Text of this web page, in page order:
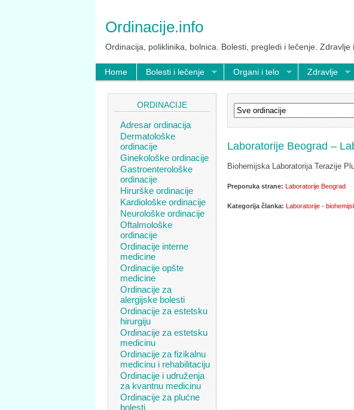
Ordinacije.info
Ordinacija, poliklinika, bolnica. Bolesti, pregledi i lečenje. Zdravlje
Home Bolesti i lečenje Organi i telo Zdravlje
ORDINACIJE
Adresar ordinacija
Dermatološke
ordinacije
Ginekološke ordinacije
Gastroenterološke
ordinacije
Hirurške ordinacije
Kardiološke ordinacije
Neurološke ordinacije
Oftalmološke
ordinacije
Ordinacije interne
medicine
Ordinacije opšte
medicine
Ordinacije za
alergijske bolesti
Ordinacije za estetsku
hirurgiju
Ordinacije za estetsku
medicinu
Ordinacije za fizikalnu
medicinu i rehabilitaciju
Ordinacije i udruženja
za kvantnu medicinu
Ordinacije za plućne
bolesti
Laboratorije Beograd –
Biohemijska Laboratorija Terazije
Preporuka strane: Laboratorije Beograd
Kategorija članka: Laboratorije -